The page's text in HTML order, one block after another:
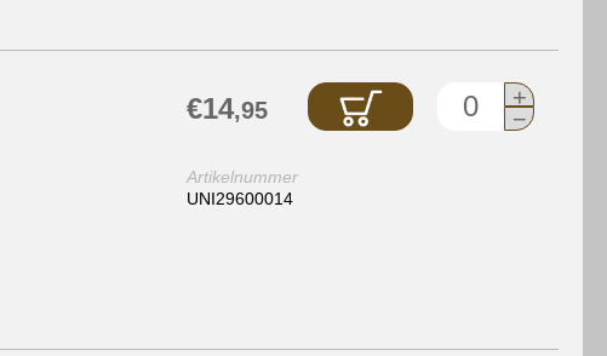
€14,95 +
−
Artikelnummer
UNI29600014